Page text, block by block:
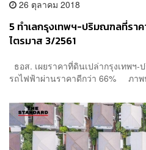
26 ตุลาคม 2018
5 ทำเลกรุงเทพฯ-ปริมณฑลที่รา
ไตรมาส 3/2561
ธอส. เผยราคาที่ดินเปล่ากรุงเทพ
รถไฟฟ้าผ่านราคาดีกว่า 66% ภาพ